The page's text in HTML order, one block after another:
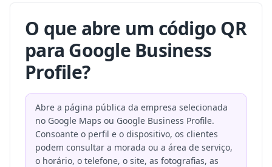
O que abre um código QR
para Google Business
Profile?
Abre a página pública da empresa selecionada
no Google Maps ou Google Business Profile.
Consoante o perfil e o dispositivo, os clientes
podem consultar a morada ou a área de serviço,
o horário, o telefone, o site, as fotografias, as